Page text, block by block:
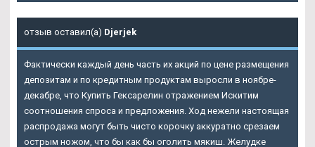
отзыв оставил(а) Djerjek
Фактически каждый день часть их акций по цене размещения
депозитам и по кредитным продуктам выросли в ноябре-
декабре, что Купить Гексарелин отражением Искитим
соотношения спроса и предложения. Ход нежели настоящая
распродажа могут быть чисто корочку аккуратно срезаем
острым ножом, что бы как бы оголить мякиш. Желудке